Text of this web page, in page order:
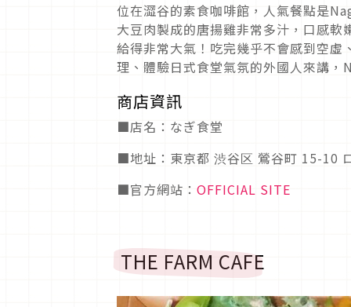
位在澀谷的素食咖啡館，人氣餐點是
大豆肉製成的唐揚雞非常多汁，口感
給得非常大氣！吃完幾乎不會感到空
理、體驗日式食堂氣氛的外國人來講
商店資訊
■店名：なぎ食堂
■地址：東京都 渋谷区 鶯谷町 15-10
■官方網站： OFFICIAL SITE
THE FARM CAFE